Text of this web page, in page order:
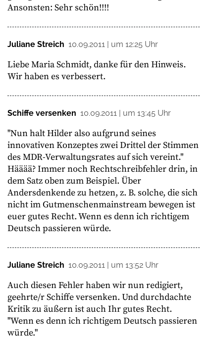
Ansonsten: Sehr schön!!!!
Juliane Streich 10.09.2011 | um 12:25 Uhr
Liebe Maria Schmidt, danke für den Hinweis.
Wir haben es verbessert.
Schiffe versenken 10.09.2011 | um 13:45 Uhr
"Nun halt Hilder also aufgrund seines
innovativen Konzeptes zwei Drittel der Stimmen
des MDR-Verwaltungsrates auf sich vereint."
Hääää? Immer noch Rechtschreibfehler drin, in
dem Satz oben zum Beispiel. Über
Andersdenkende zu hetzen, z. B. solche, die sich
nicht im Gutmenschenmainstream bewegen ist
euer gutes Recht. Wenn es denn ich richtigem
Deutsch passieren würde.
Juliane Streich 10.09.2011 | um 13:52 Uhr
Auch diesen Fehler haben wir nun redigiert,
geehrte/r Schiffe versenken. Und durchdachte
Kritik zu äußern ist auch Ihr gutes Recht.
"Wenn es denn ich richtigem Deutsch passieren
würde."